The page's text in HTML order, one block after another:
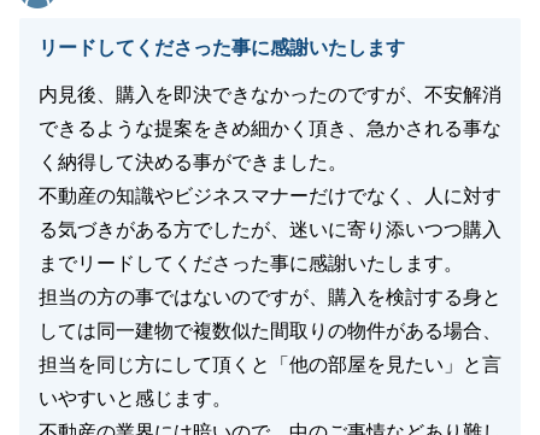
リードしてくださった事に感謝いたします
内見後、購入を即決できなかったのですが、不安解消
できるような提案をきめ細かく頂き、急かされる事な
く納得して決める事ができました。
不動産の知識やビジネスマナーだけでなく、人に対す
る気づきがある方でしたが、迷いに寄り添いつつ購入
までリードしてくださった事に感謝いたします。
担当の方の事ではないのですが、購入を検討する身と
しては同一建物で複数似た間取りの物件がある場合、
担当を同じ方にして頂くと「他の部屋を見たい」と言
いやすいと感じます。